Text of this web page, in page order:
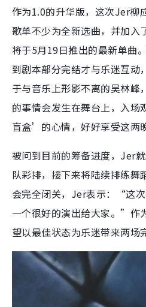
作为1.0的升华版，这次Jer柳
歌单不少为全新选曲，并加入
将于5月19日推出的最新单曲
到剧本部分完结才与乐迷互动
于与音乐上形影不离的吴林
的事情会发生在舞台上，入
盲盒’的心情，好好享受这两
被问到目前的筹备进度，Jer
队彩排，接下来将陆续排练舞
会完全闭关，Jer表示：“这
一个很好的演出给大家。”作
望以最佳状态为乐迷带来两场